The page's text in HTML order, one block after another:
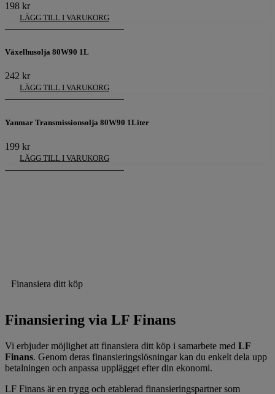
198 kr
LÄGG TILL I VARUKORG
Växelhusolja 80W90 1L
242 kr
LÄGG TILL I VARUKORG
Yanmar Transmissionsolja 80W90 1Liter
199 kr
LÄGG TILL I VARUKORG
Finansiera ditt köp
Finansiering via LF Finans
Vi erbjuder möjlighet att finansiera ditt köp i samarbete med LF
Finans. Genom deras finansieringslösningar kan du enkelt dela upp
betalningen och anpassa upplägget efter din ekonomi.
LF Finans är en trygg och etablerad finansieringspartner som